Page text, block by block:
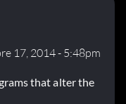
17, 2014 - 5:48pm
that alter the